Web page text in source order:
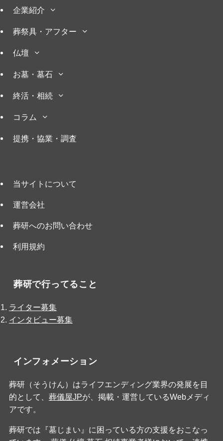
企業紹介
葬祭具・アフター
仏壇
お墓・墓石
終活・相続
コラム
提携・協業・調査
当サイトについて
運営会社
葬研へのお問い合わせ
利用規約
葬研で行ってること
ライター募集
インタビュー募集
インフォメーション
葬研（そうけん）はライフエンディング業界の発展を目
的として、 葬儀屋JPが、掲載・運営しているWebメディ
アです。
葬研では『墓じまい』に困っている方の支援をおこなっ